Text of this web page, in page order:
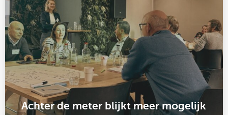
Achter de meter blijkt meer mogelijk